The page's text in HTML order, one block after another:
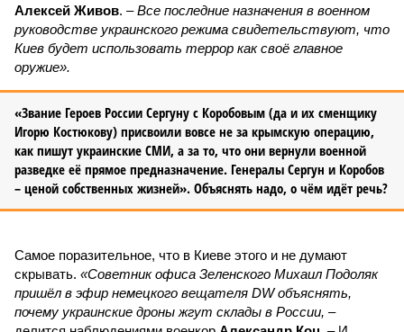
Алексей Живов. –Все последние назначения в военном
руководстве украинского режима свидетельствуют, что
Киев будет использовать террор как своё главное
оружие».
«Звание Героев России Сергуну с Коробовым (да и их сменщику
Игорю Костюкову) присвоили вовсе не за крымскую операцию,
как пишут украинские СМИ, а за то, что они вернули военной
разведке её прямое предназначение. Генералы Сергун и Коробов
– ценой собственных жизней». Объяснять надо, о чём идёт речь?
Самое поразительное, что в Киеве этого и не думают
скрывать. «Советник офиса Зеленского Михаил Подоляк
пришёл в эфир немецкого вещателя DW объяснять,
почему украинские дроны жгут склады в России, –